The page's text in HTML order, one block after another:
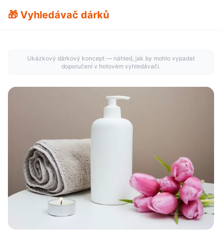
🎁 Vyhledávač dárků
Ukázkový dárkový koncept — náhled, jak by mohlo vypadat
doporučení v hotovém vyhledávači.